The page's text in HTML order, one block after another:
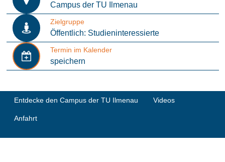
Campus der TU Ilmenau
Zielgruppe
Öffentlich: Studieninteressierte
Termin im Kalender
speichern
Entdecke den Campus der TU Ilmenau Videos
Anfahrt